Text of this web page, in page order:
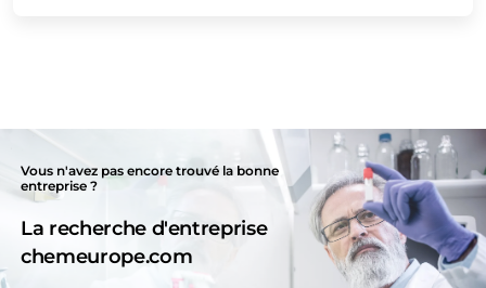
Vous n'avez pas encore trouvé la bonne
entreprise ?
La recherche d'entreprise
chemeurope.com